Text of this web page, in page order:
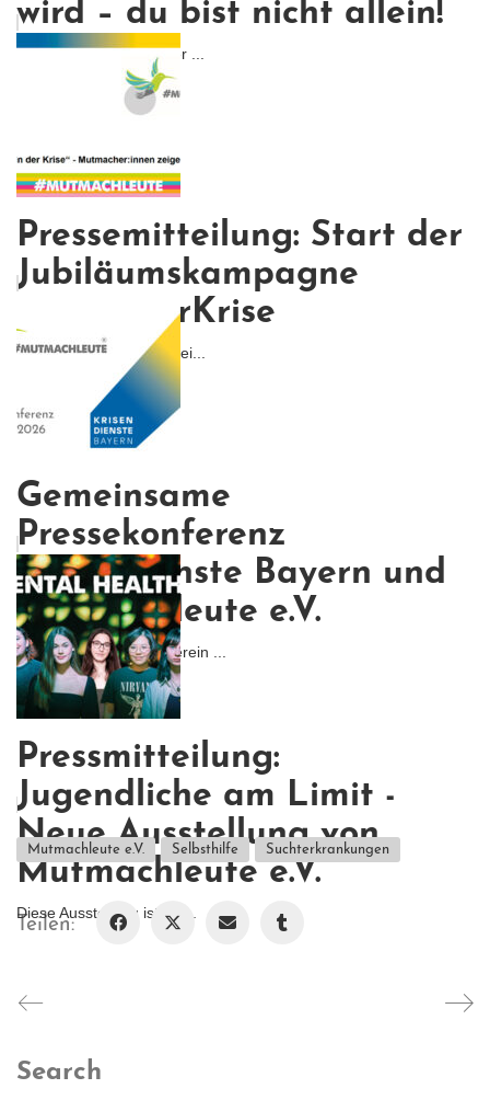
wird – du bist nicht allein!
Irgendwann ist da dieser ...
Pressemitteilung: Start der
Jubiläumskampagne
#MutinderKrise
Wir starten die bayernwei...
Gemeinsame
Pressekonferenz
Krisendienste Bayern und
Mutmachleute e.V.
Gemeinsam mit dem Verein ...
Pressmitteilung:
Jugendliche am Limit -
Neue Ausstellung von
Mutmachleute e.V.
Diese Ausstellung ist ein...
Mutmachleute e.V. Selbsthilfe Suchterkrankungen
Teilen:
Search